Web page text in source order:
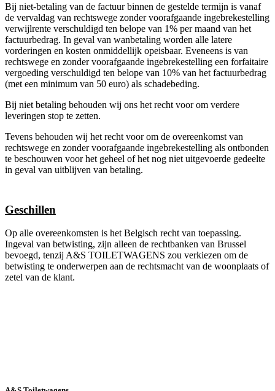
Bij niet-betaling van de factuur binnen de gestelde termijn is vanaf
de vervaldag van rechtswege zonder voorafgaande ingebrekestelling
verwijlrente verschuldigd ten belope van 1% per maand van het
factuurbedrag. In geval van wanbetaling worden alle latere
vorderingen en kosten onmiddellijk opeisbaar. Eveneens is van
rechtswege en zonder voorafgaande ingebrekestelling een forfaitaire
vergoeding verschuldigd ten belope van 10% van het factuurbedrag
(met een minimum van 50 euro) als schadebeding.
Bij niet betaling behouden wij ons het recht voor om verdere
leveringen stop te zetten.
Tevens behouden wij het recht voor om de overeenkomst van
rechtswege en zonder voorafgaande ingebrekestelling als ontbonden
te beschouwen voor het geheel of het nog niet uitgevoerde gedeelte
in geval van uitblijven van betaling.
Geschillen
Op alle overeenkomsten is het Belgisch recht van toepassing.
Ingeval van betwisting, zijn alleen de rechtbanken van Brussel
bevoegd, tenzij A&S TOILETWAGENS zou verkiezen om de
betwisting te onderwerpen aan de rechtsmacht van de woonplaats of
zetel van de klant.